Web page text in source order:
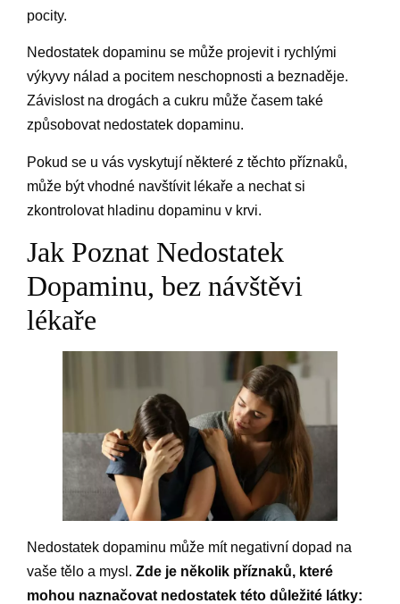
pocity.
Nedostatek dopaminu se může projevit i rychlými
výkyvy nálad a pocitem neschopnosti a beznaděje.
Závislost na drogách a cukru může časem také
způsobovat nedostatek dopaminu.
Pokud se u vás vyskytují některé z těchto příznaků,
může být vhodné navštívit lékaře a nechat si
zkontrolovat hladinu dopaminu v krvi.
Jak Poznat Nedostatek
Dopaminu, bez návštěvi
lékaře
Nedostatek dopaminu může mít negativní dopad na
vaše tělo a mysl. Zde je několik příznaků, které
mohou naznačovat nedostatek této důležité látky: